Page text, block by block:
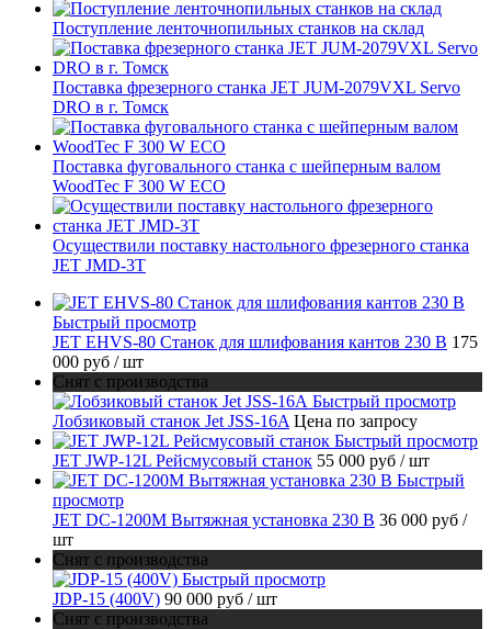
Поступление ленточнопильных станков на склад
Поставка фрезерного станка JET JUM-2079VXL Servo
DRO в г. Томск
Поставка фуговального станка с шейперным валом
WoodTec F 300 W ECO
Осуществили поставку настольного фрезерного станка
JET JMD-3T
Быстрый просмотр
JET EHVS-80 Станок для шлифования кантов 230 В 175
000 руб / шт
Снят с производства
Быстрый просмотр
Лобзиковый станок Jet JSS-16A Цена по запросу
Быстрый просмотр
JET JWP-12L Рейсмусовый станок 55 000 руб / шт
Быстрый
просмотр
JET DC-1200M Вытяжная установка 230 В 36 000 руб /
шт
Снят с производства
Быстрый просмотр
JDP-15 (400V) 90 000 руб / шт
Снят с производства